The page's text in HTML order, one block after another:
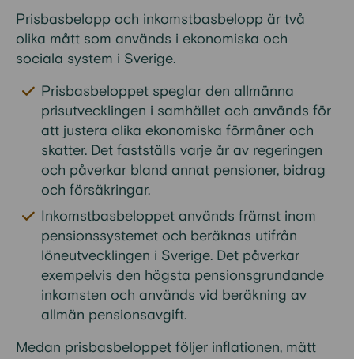
Prisbasbelopp och inkomstbasbelopp är två
olika mått som används i ekonomiska och
sociala system i Sverige.
Prisbasbeloppet speglar den allmänna
prisutvecklingen i samhället och används för
att justera olika ekonomiska förmåner och
skatter. Det fastställs varje år av regeringen
och påverkar bland annat pensioner, bidrag
och försäkringar.
Inkomstbasbeloppet används främst inom
pensionssystemet och beräknas utifrån
löneutvecklingen i Sverige. Det påverkar
exempelvis den högsta pensionsgrundande
inkomsten och används vid beräkning av
allmän pensionsavgift.
Medan prisbasbeloppet följer inflationen, mätt